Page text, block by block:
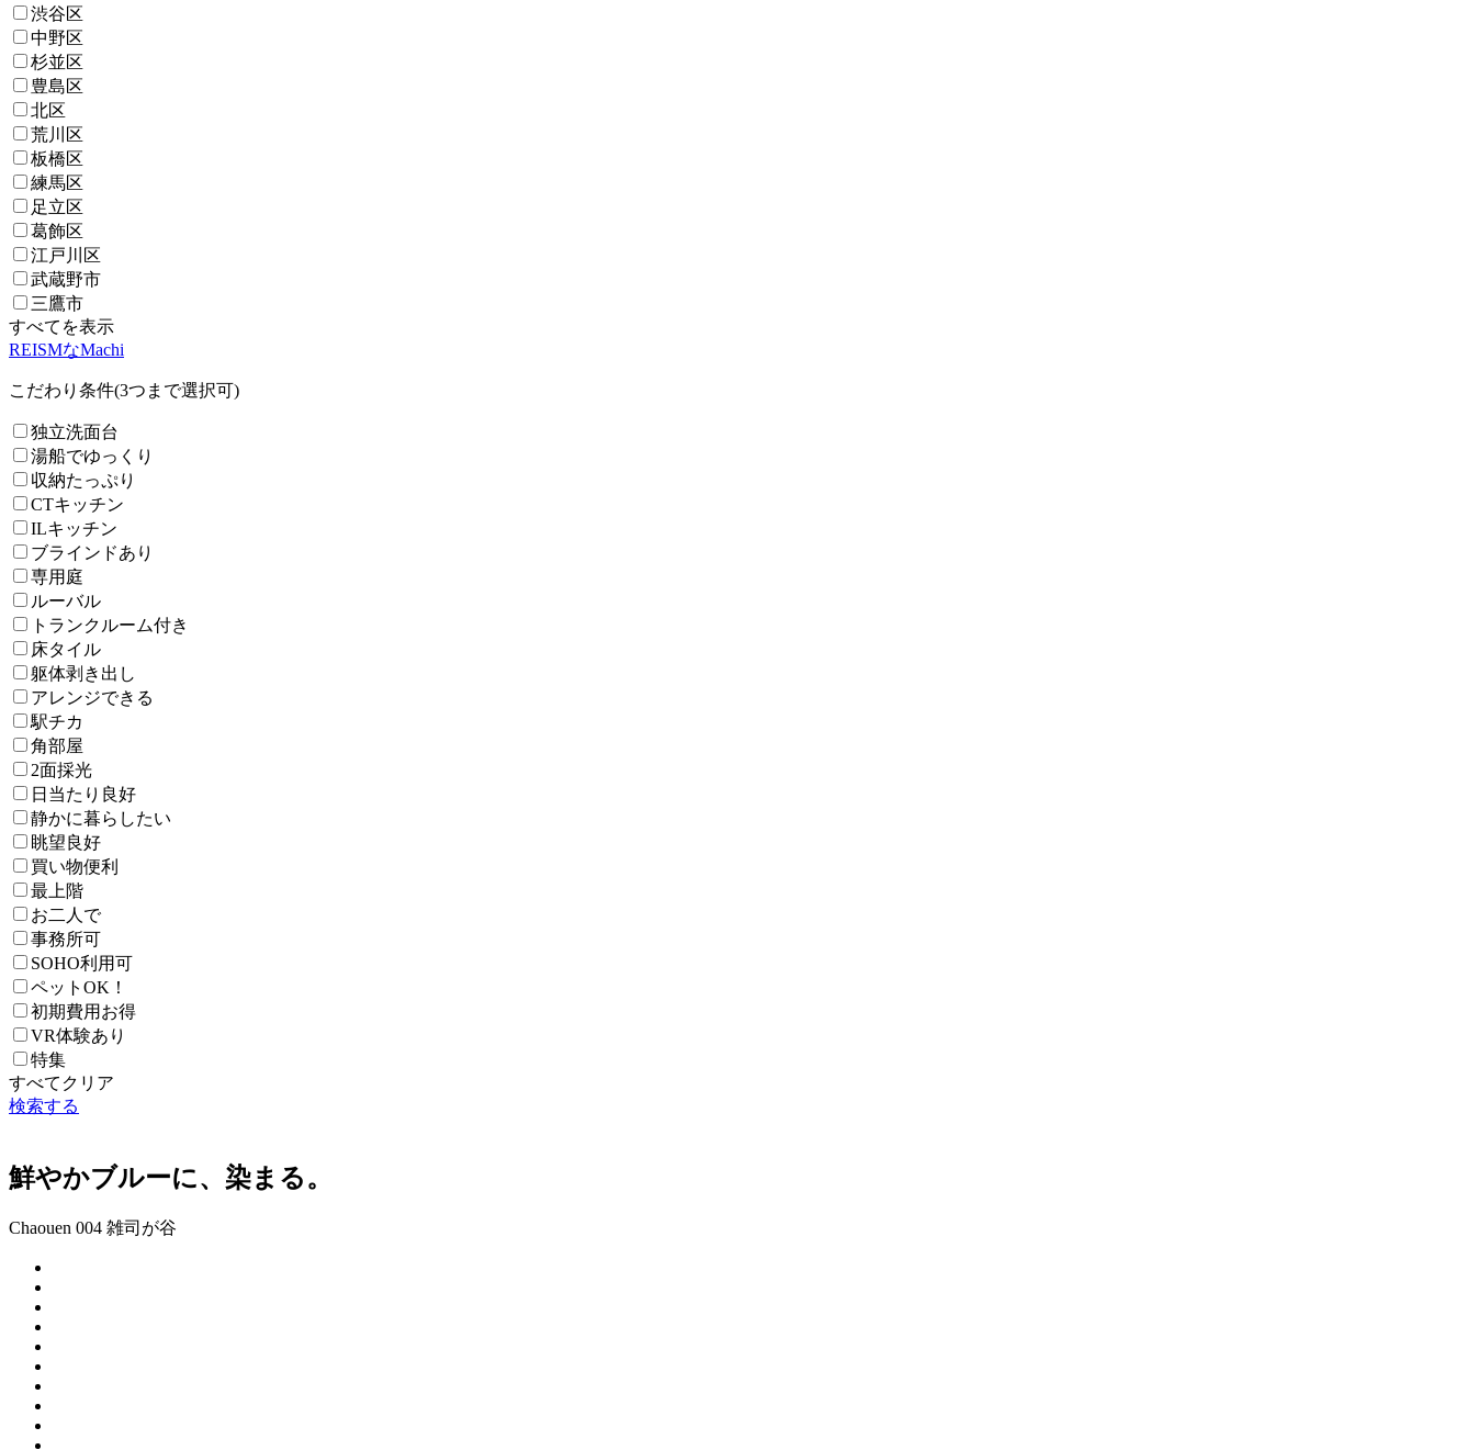
渋谷区
中野区
杉並区
豊島区
北区
荒川区
板橋区
練馬区
足立区
葛飾区
江戸川区
武蔵野市
三鷹市
すべてを表示
REISMなMachi
こだわり条件(3つまで選択可)
独立洗面台
湯船でゆっくり
収納たっぷり
CTキッチン
ILキッチン
ブラインドあり
専用庭
ルーバル
トランクルーム付き
床タイル
躯体剥き出し
アレンジできる
駅チカ
角部屋
2面採光
日当たり良好
静かに暮らしたい
眺望良好
買い物便利
最上階
お二人で
事務所可
SOHO利用可
ペットOK！
初期費用お得
VR体験あり
特集
すべてクリア
検索する
鮮やかブルーに、染まる。
Chaouen 004 雑司が谷